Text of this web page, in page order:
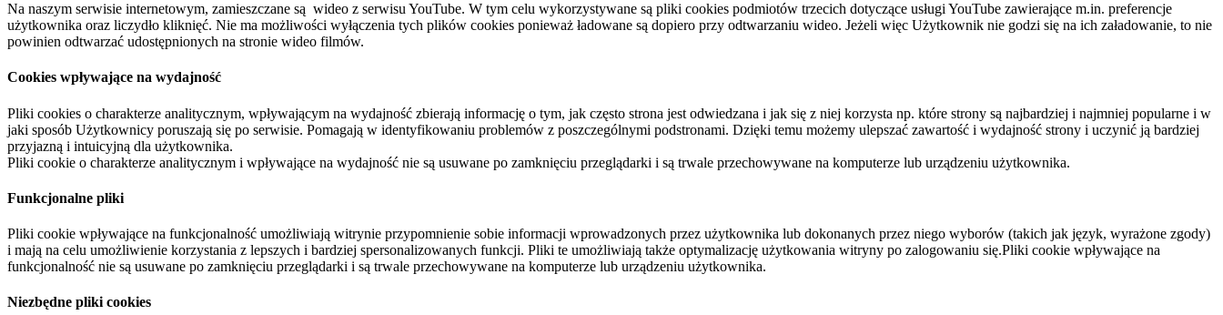
Na naszym serwisie internetowym, zamieszczane są wideo z serwisu YouTube. W tym celu wykorzystywane są pliki cookies podmiotów trzecich dotyczące usługi YouTube zawierające m.in. preferencje
użytkownika oraz liczydło kliknięć. Nie ma możliwości wyłączenia tych plików cookies ponieważ ładowane są dopiero przy odtwarzaniu wideo. Jeżeli więc Użytkownik nie godzi się na ich załadowanie, to nie
powinien odtwarzać udostępnionych na stronie wideo filmów.
Cookies wpływające na wydajność
Pliki cookies o charakterze analitycznym, wpływającym na wydajność zbierają informację o tym, jak często strona jest odwiedzana i jak się z niej korzysta np. które strony są najbardziej i najmniej popularne i w
jaki sposób Użytkownicy poruszają się po serwisie. Pomagają w identyfikowaniu problemów z poszczególnymi podstronami. Dzięki temu możemy ulepszać zawartość i wydajność strony i uczynić ją bardziej
przyjazną i intuicyjną dla użytkownika.
Pliki cookie o charakterze analitycznym i wpływające na wydajność nie są usuwane po zamknięciu przeglądarki i są trwale przechowywane na komputerze lub urządzeniu użytkownika.
Funkcjonalne pliki
Pliki cookie wpływające na funkcjonalność umożliwiają witrynie przypomnienie sobie informacji wprowadzonych przez użytkownika lub dokonanych przez niego wyborów (takich jak język, wyrażone zgody)
i mają na celu umożliwienie korzystania z lepszych i bardziej spersonalizowanych funkcji. Pliki te umożliwiają także optymalizację użytkowania witryny po zalogowaniu się.Pliki cookie wpływające na
funkcjonalność nie są usuwane po zamknięciu przeglądarki i są trwale przechowywane na komputerze lub urządzeniu użytkownika.
Niezbędne pliki cookies